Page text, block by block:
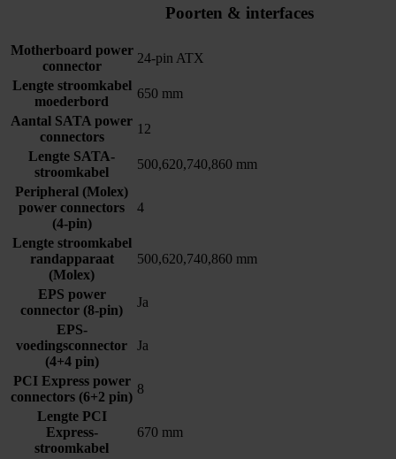
Poorten & interfaces
Motherboard power
connector
24-pin ATX
Lengte stroomkabel
moederbord
650 mm
Aantal SATA power
connectors
12
Lengte SATA-
stroomkabel
500,620,740,860 mm
Peripheral (Molex)
power connectors
(4-pin)
4
Lengte stroomkabel
randapparaat
(Molex)
500,620,740,860 mm
EPS power
connector (8-pin)
Ja
EPS-
voedingsconnector
(4+4 pin)
Ja
PCI Express power
connectors (6+2 pin)
8
Lengte PCI
Express-
stroomkabel
670 mm